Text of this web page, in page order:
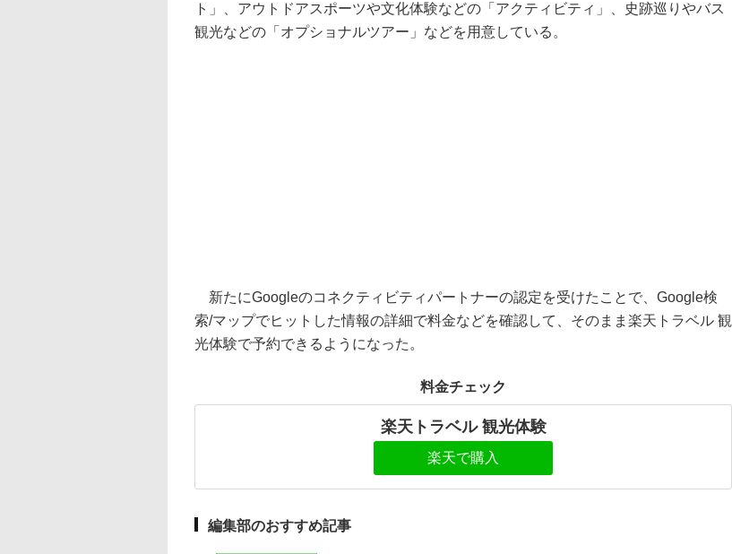
ト」、アウトドアスポーツや文化体験などの「アクティビティ」、史跡巡りやバス
観光などの「オプショナルツアー」などを用意している。
新たにGoogleのコネクティビティパートナーの認定を受けたことで、Google検
索/マップでヒットした情報の詳細で料金などを確認して、そのまま楽天トラベル 観
光体験で予約できるようになった。
料金チェック
楽天トラベル 観光体験
楽天で購入
編集部のおすすめ記事